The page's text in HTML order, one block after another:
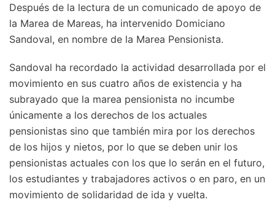
Después de la lectura de un comunicado de apoyo de
la Marea de Mareas, ha intervenido Domiciano
Sandoval, en nombre de la Marea Pensionista.
Sandoval ha recordado la actividad desarrollada por el
movimiento en sus cuatro años de existencia y ha
subrayado que la marea pensionista no incumbe
únicamente a los derechos de los actuales
pensionistas sino que también mira por los derechos
de los hijos y nietos, por lo que se deben unir los
pensionistas actuales con los que lo serán en el futuro,
los estudiantes y trabajadores activos o en paro, en un
movimiento de solidaridad de ida y vuelta.